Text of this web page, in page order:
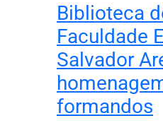
Biblioteca
Faculdade
Salvador
formandos